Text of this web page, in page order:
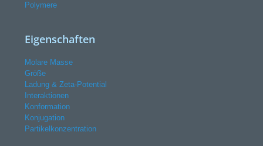
Polymere
Eigenschaften
Molare Masse
Größe
Ladung & Zeta-Potential
Interaktionen
Konformation
Konjugation
Partikelkonzentration